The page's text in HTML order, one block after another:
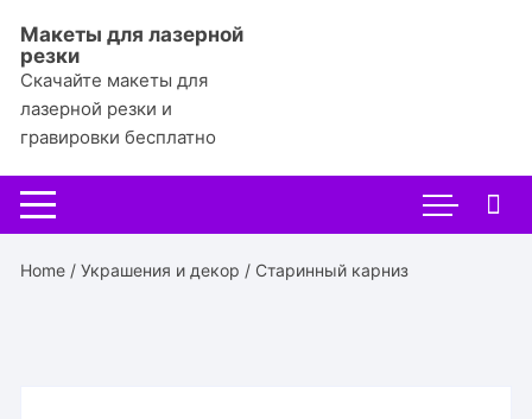
содержимому
Макеты для лазерной
резки
Скачайте макеты для
лазерной резки и
гравировки бесплатно
Home /Украшения и декор / Старинный карниз